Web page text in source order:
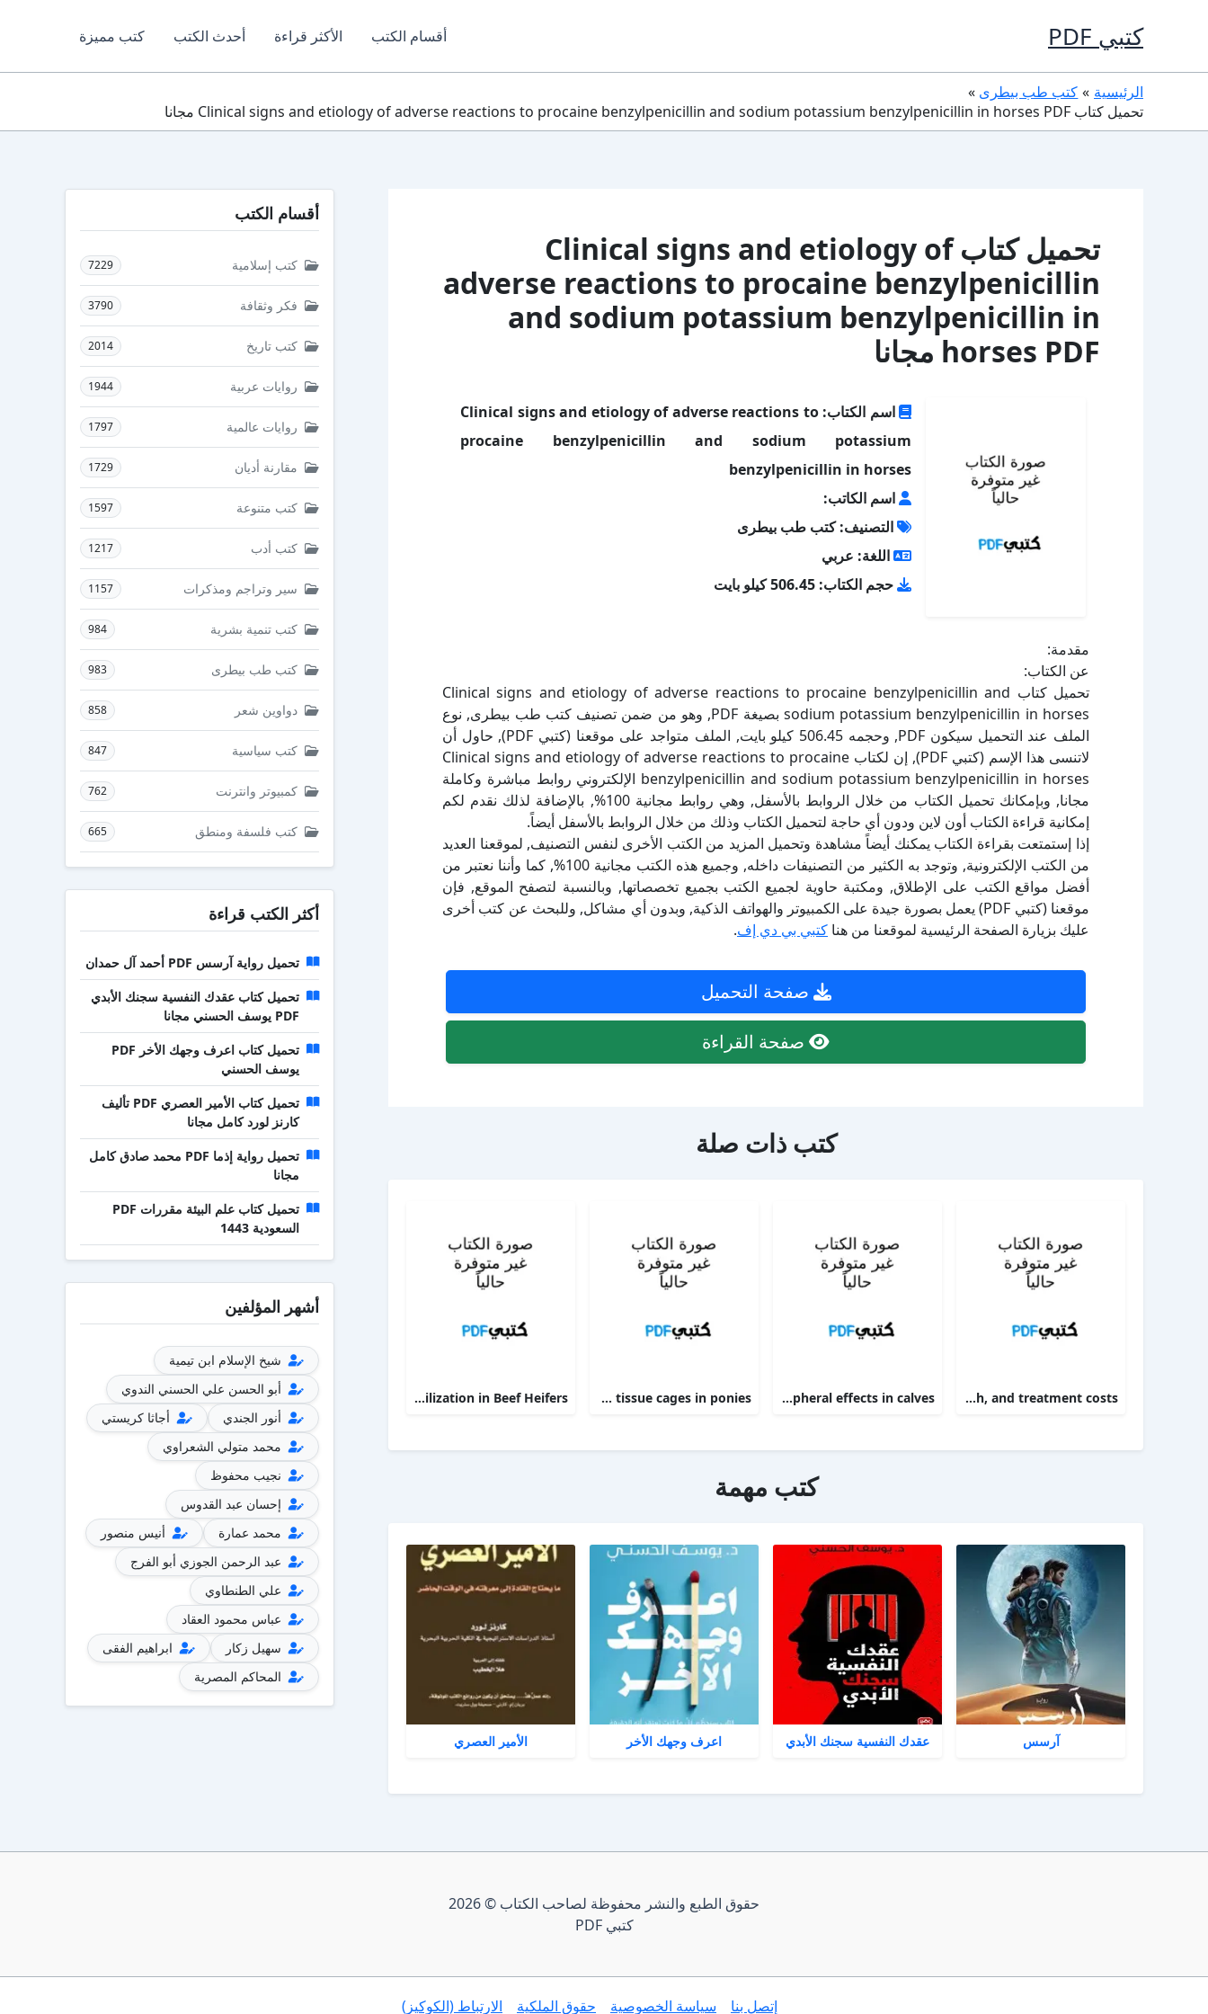
كتبي PDF أقسام الكتب الأكثر قراءة أحدث الكتب كتب مميزة
الرئيسية
كتب طب بيطرى
تحميل كتاب Clinical signs and etiology of adverse reactions to procaine benzylpenicillin and sodium potassium benzylpenicillin in horses PDF مجانا
تحميل كتاب Clinical signs and etiology of
adverse reactions to procaine benzylpenicillin
and sodium potassium benzylpenicillin in
horses PDF مجانا
اسم الكتاب: Clinical signs and etiology of adverse reactions to
procaine benzylpenicillin and sodium potassium
benzylpenicillin in horses
اسم الكاتب:
التصنيف: كتب طب بيطرى
اللغة: عربي
حجم الكتاب: 506.45 كيلو بايت
مقدمة:
عن الكتاب:
تحميل كتاب Clinical signs and etiology of adverse reactions to procaine benzylpenicillin and
sodium potassium benzylpenicillin in horses بصيغة PDF, وهو من ضمن تصنيف كتب طب بيطرى, نوع
الملف عند التحميل سيكون PDF, وحجمه 506.45 كيلو بايت, الملف متواجد على موقعنا (كتبي PDF), حاول أن
لاتنسى هذا الإسم (كتبي PDF), إن لكتاب Clinical signs and etiology of adverse reactions to procaine
benzylpenicillin and sodium potassium benzylpenicillin in horses الإلكتروني روابط مباشرة وكاملة
مجانا, وبإمكانك تحميل الكتاب من خلال الروابط بالأسفل, وهي روابط مجانية 100%, بالإضافة لذلك نقدم لكم
إمكانية قراءة الكتاب أون لاين ودون أي حاجة لتحميل الكتاب وذلك من خلال الروابط بالأسفل أيضاً.
إذا إستمتعت بقراءة الكتاب يمكنك أيضاً مشاهدة وتحميل المزيد من الكتب الأخرى لنفس التصنيف, لموقعنا العديد
من الكتب الإلكترونية, وتوجد به الكثير من التصنيفات داخله, وجميع هذه الكتب مجانية 100%, كما وأننا نعتبر من
أفضل مواقع الكتب على الإطلاق, ومكتبة حاوية لجميع الكتب بجميع تخصصاتها, وبالنسبة لتصفح الموقع, فإن
موقعنا (كتبي PDF) يعمل بصورة جيدة على الكمبيوتر والهواتف الذكية, وبدون أي مشاكل, وللبحث عن كتب أخرى
عليك بزيارة الصفحة الرئيسية لموقعنا من هنا كتبي بي دي إف.
صفحة التحميل
صفحة القراءة
كتب ذات صلة
Targeting therapy to minimize antimicrobial use in preweaned calves effects on health, growth, and treatment costs
The alpha 2-adrenoceptor agonists xylazine and guanfacine exert different central nervous system, but comparable peripheral effects in calves
Clinical efficacy of intravenous administration of marbofloxacin in a Staphylococcus aureus infection in tissue cages in ponies
Phosphorus Deficiency Metabolism and Food Utilization in Beef Heifers
كتب مهمة
آرسس عقدك النفسية سجنك الأبدي اعرف وجهك الأخر الأمير العصري
أقسام الكتب
كتب إسلامية 7229
فكر وثقافة 3790
كتب تاريخ 2014
روايات عربية 1944
روايات عالمية 1797
مقارنة أديان 1729
كتب متنوعة 1597
كتب أدب 1217
سير وتراجم ومذكرات 1157
كتب تنمية بشرية 984
كتب طب بيطرى 983
دواوين شعر 858
كتب سياسية 847
كمبيوتر وانترنت 762
كتب فلسفة ومنطق 665
أكثر الكتب قراءة
تحميل رواية آرسس PDF أحمد آل حمدان
تحميل كتاب عقدك النفسية سجنك الأبدي
PDF يوسف الحسني مجانا
تحميل كتاب اعرف وجهك الأخر PDF
يوسف الحسني
تحميل كتاب الأمير العصري PDF تأليف
كارنز لورد كامل مجانا
تحميل رواية إذما PDF محمد صادق كامل
مجانا
تحميل كتاب علم البيئة مقررات PDF
السعودية 1443
أشهر المؤلفين
شيخ الإسلام ابن تيمية
أبو الحسن علي الحسني الندوي
أنور الجندي
أجاثا كريستي
محمد متولي الشعراوي
نجيب محفوظ
إحسان عبد القدوس
محمد عمارة
أنيس منصور
عبد الرحمن الجوزي أبو الفرج
علي الطنطاوي
عباس محمود العقاد
سهيل زكار
ابراهيم الفقى
المحاكم المصرية
حقوق الطبع والنشر محفوظة لصاحب الكتاب © 2026
كتبي PDF
إتصل بنا سياسة الخصوصية حقوق الملكية الارتباط (الكوكيز)